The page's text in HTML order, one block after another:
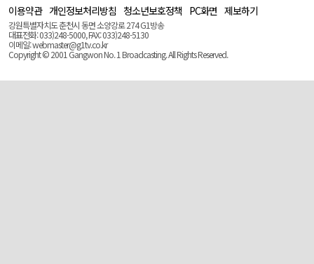
이용약관 개인정보처리방침 청소년보호정책 PC화면 제보하기
강원특별자치도 춘천시 동면 소양강로 274 G1방송
대표전화: 033)248-5000, FAX: 033)248-5130
이메일: webmaster@g1tv.co.kr
Copyright © 2001 Gangwon No. 1 Broadcasting. All Rights Reserved.